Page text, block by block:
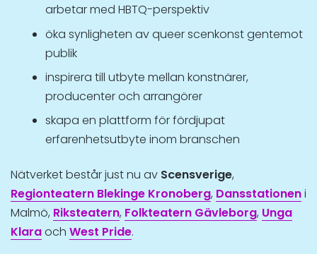
arbetar med HBTQ-perspektiv
öka synligheten av queer scenkonst gentemot
publik
inspirera till utbyte mellan konstnärer,
producenter och arrangörer
skapa en plattform för fördjupat
erfarenhetsutbyte inom branschen
Nätverket består just nu av Scensverige,
Regionteatern Blekinge Kronoberg, Dansstationeni
Malmö, Riksteatern, Folkteatern Gävleborg, Unga
Klaraoch West Pride.